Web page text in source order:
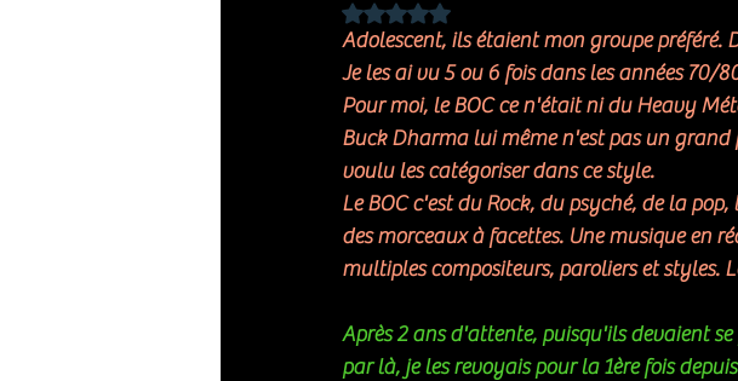
Noté NaN étoiles sur 5.
Adolescent, ils étaient mon groupe préféré.
Je les ai vu 5 ou 6 fois dans les années 70/
Pour moi, le BOC ce n'était ni du Heavy
Buck Dharma lui même n'est pas un
voulu les catégoriser dans ce style.
Le BOC c'est du Rock, du psyché, de la
des morceaux à facettes. Une musique en
multiples compositeurs, paroliers et styles.
Après 2 ans d'attente, puisqu'ils devaient
par là, je les revoyais pour la 1ère fois